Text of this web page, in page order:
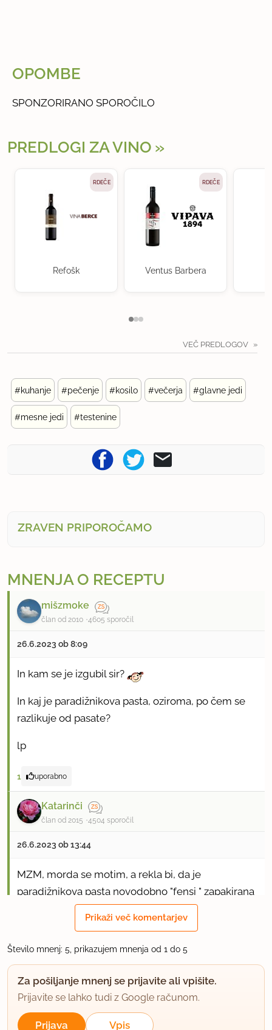
OPOMBE
SPONZORIRANO SPOROČILO
PREDLOGI ZA VINO
RDEČE
Refošk
RDEČE
Ventus Barbera
VEČ PREDLOGOV
#kuhanje #pečenje #kosilo #večerja #glavne jedi
#mesne jedi #testenine
ZRAVEN PRIPOROČAMO
MNENJA O RECEPTU
mišzmoke
član od 2010 4605 sporočil
26.6.2023 ob 8:09
In kam se je izgubil sir?
In kaj je paradižnikova pasta, oziroma, po čem se
razlikuje od pasate?
lp
1 uporabno
Katarinči
član od 2015 4504 sporočil
26.6.2023 ob 13:44
MZM, morda se motim, a rekla bi, da je
paradižnikova pasta novodobno "fensi " zapakirana
v steklen kozarček, da se jo ven jemlje z žlico,
sama pasta pa je verjetno podobna zgoščeni
paradižnikovi mezgi v tubi oziroma
Glede sira,
zmoke - a si morda ti imela
tačkice zraven pri njegovem izginotju?
Prikaži več komentarjev
Število mnenj: 5, prikazujem mnenja od 1 do 5
Za pošiljanje mnenj se prijavite ali vpišite.
Prijavite se lahko tudi z Google računom.
Prijava Vpis